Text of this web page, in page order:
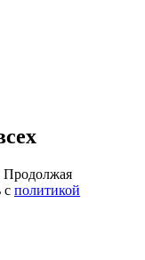
Продолжая
с политикой